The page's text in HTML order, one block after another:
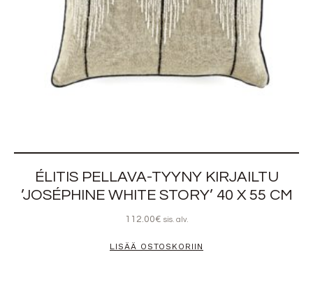
ÉLITIS PELLAVA-TYYNY KIRJAILTU
’JOSÉPHINE WHITE STORY’ 40 X 55 CM
112.00€ sis. alv.
LISÄÄ OSTOSKORIIN